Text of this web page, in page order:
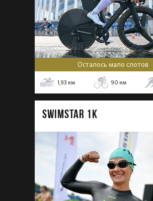
Осталось мало слотов
1,93 км 90 км
SWIMSTAR 1K